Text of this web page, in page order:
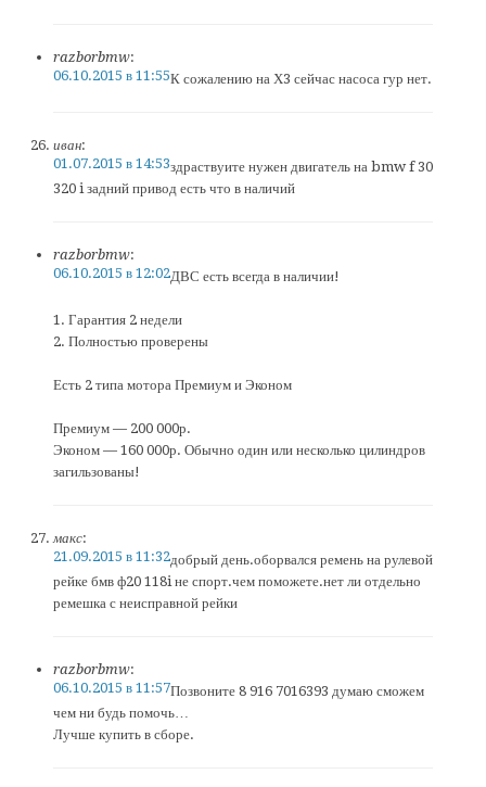
razborbmw:
06.10.2015 в 11:55К сожалению на Х3 сейчас насоса гур нет.
иван:
01.07.2015 в 14:53здраствуите нужен двигатель на bmw f 30
320 i задний привод есть что в наличий
razborbmw:
06.10.2015 в 12:02ДВС есть всегда в наличии!
1. Гарантия 2 недели
2. Полностью проверены
Есть 2 типа мотора Премиум и Эконом
Премиум — 200 000р.
Эконом — 160 000р. Обычно один или несколько цилиндров
загильзованы!
макс:
21.09.2015 в 11:32добрый день.оборвался ремень на рулевой
рейке бмв ф20 118i не спорт.чем поможете.нет ли отдельно
ремешка с неисправной рейки
razborbmw:
06.10.2015 в 11:57Позвоните 8 916 7016393 думаю сможем
чем ни будь помочь…
Лучше купить в сборе.